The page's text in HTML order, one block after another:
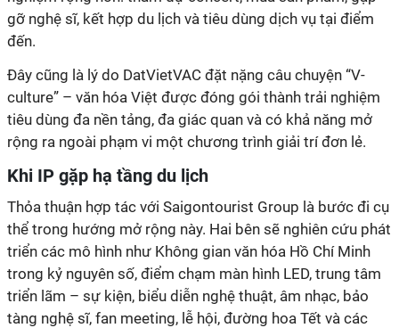
gỡ nghệ sĩ, kết hợp du lịch và tiêu dùng dịch vụ tại điểm
đến.
Đây cũng là lý do DatVietVAC đặt nặng câu chuyện “V-
culture” – văn hóa Việt được đóng gói thành trải nghiệm
tiêu dùng đa nền tảng, đa giác quan và có khả năng mở
rộng ra ngoài phạm vi một chương trình giải trí đơn lẻ.
Khi IP gặp hạ tầng du lịch
Thỏa thuận hợp tác với Saigontourist Group là bước đi cụ
thể trong hướng mở rộng này. Hai bên sẽ nghiên cứu phát
triển các mô hình như Không gian văn hóa Hồ Chí Minh
trong kỷ nguyên số, điểm chạm màn hình LED, trung tâm
triển lãm – sự kiện, biểu diễn nghệ thuật, âm nhạc, bảo
tàng nghệ sĩ, fan meeting, lễ hội, đường hoa Tết và các